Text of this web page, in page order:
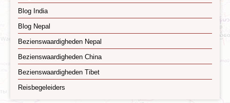
Blog India
Blog Nepal
Bezienswaardigheden Nepal
Bezienswaardigheden China
Bezienswaardigheden Tibet
Reisbegeleiders